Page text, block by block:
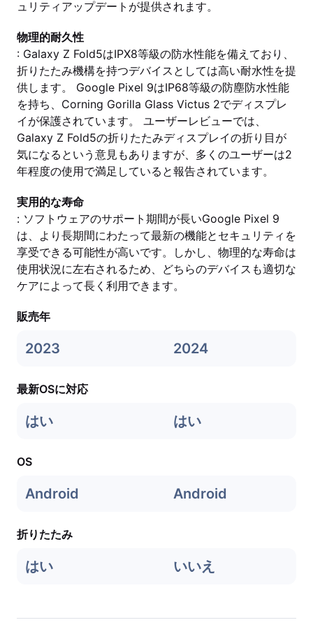
ュリティアップデートが提供されます。
物理的耐久性
: Galaxy Z Fold5はIPX8等級の防水性能を備えており、
折りたたみ機構を持つデバイスとしては高い耐水性を提
供します。 Google Pixel 9はIP68等級の防塵防水性能
を持ち、Corning Gorilla Glass Victus 2でディスプレ
イが保護されています。 ユーザーレビューでは、
Galaxy Z Fold5の折りたたみディスプレイの折り目が
気になるという意見もありますが、多くのユーザーは2
年程度の使用で満足していると報告されています。
実用的な寿命
: ソフトウェアのサポート期間が長いGoogle Pixel 9
は、より長期間にわたって最新の機能とセキュリティを
享受できる可能性が高いです。しかし、物理的な寿命は
使用状況に左右されるため、どちらのデバイスも適切な
ケアによって長く利用できます。
販売年
2023 2024
最新OSに対応
はい はい
OS
Android Android
折りたたみ
はい いいえ